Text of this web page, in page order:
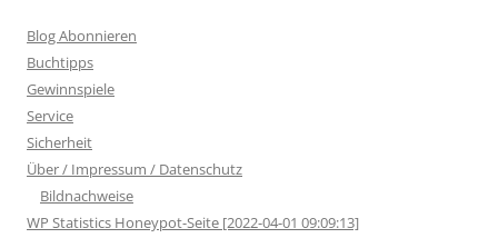
Blog Abonnieren
Buchtipps
Gewinnspiele
Service
Sicherheit
Über / Impressum / Datenschutz
Bildnachweise
WP Statistics Honeypot-Seite [2022-04-01 09:09:13]